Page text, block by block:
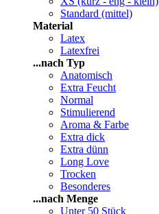
Standard (mittel)
Material
Latex
Latexfrei
...nach Typ
Anatomisch
Extra Feucht
Normal
Stimulierend
Aroma & Farbe
Extra dick
Extra dünn
Long Love
Trocken
Besonderes
...nach Menge
Unter 50 Stück